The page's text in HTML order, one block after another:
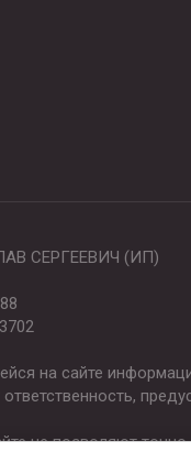
СЕРГЕЕВИЧ (ИП)
на сайте
не позволяют